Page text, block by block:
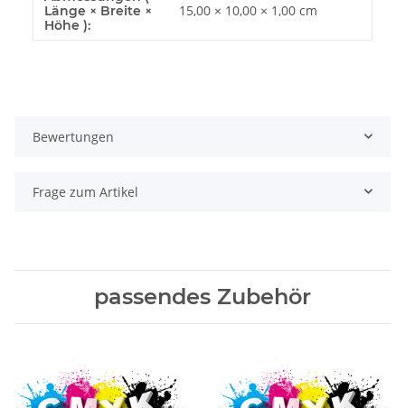
Länge × Breite ×
Höhe ):
15,00 × 10,00 × 1,00 cm
Bewertungen
Frage zum Artikel
passendes Zubehör